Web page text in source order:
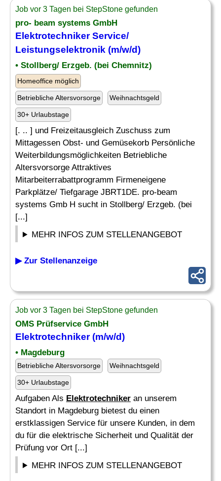
Job vor 3 Tagen bei StepStone gefunden
pro- beam systems GmbH
ElektrotechnikerService/
Leistungselektronik (m/w/d)
• Stollberg/ Erzgeb. (bei Chemnitz)
Homeoffice möglich
Betriebliche Altersvorsorge Weihnachtsgeld
30+ Urlaubstage
[. .. ] und Freizeitausgleich Zuschuss zum
Mittagessen Obst- und Gemüsekorb Persönliche
Weiterbildungsmöglichkeiten Betriebliche
Altersvorsorge Attraktives
Mitarbeiterrabattprogramm Firmeneigene
Parkplätze/ Tiefgarage JBRT1DE. pro-beam
systems Gmb H sucht in Stollberg/ Erzgeb. (bei
[...]
MEHR INFOS ZUM STELLENANGEBOT
▶ Zur Stellenanzeige
Job vor 3 Tagen bei StepStone gefunden
OMS Prüfservice GmbH
Elektrotechniker(m/w/d)
• Magdeburg
Betriebliche Altersvorsorge Weihnachtsgeld
30+ Urlaubstage
Aufgaben Als Elektrotechniker an unserem
Standort in Magdeburg bietest du einen
erstklassigen Service für unsere Kunden, in dem
du für die elektrische Sicherheit und Qualität der
Prüfung vor Ort [...]
MEHR INFOS ZUM STELLENANGEBOT